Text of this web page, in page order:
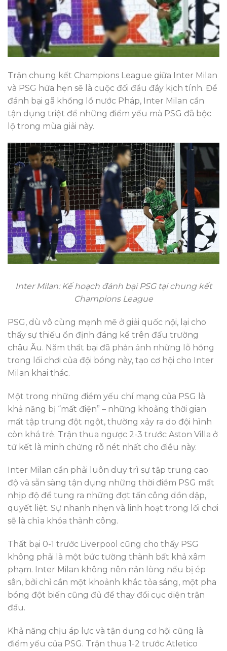
Trận chung kết Champions League giữa Inter Milan
và PSG hứa hẹn sẽ là cuộc đối đầu đầy kịch tính. Để
đánh bại gã khổng lồ nước Pháp, Inter Milan cần
tận dụng triệt để những điểm yếu mà PSG đã bộc
lộ trong mùa giải này.
Inter Milan: Kế hoạch đánh bại PSG tại chung kết
Champions League
PSG, dù vô cùng mạnh mẽ ở giải quốc nội, lại cho
thấy sự thiếu ổn định đáng kể trên đấu trường
châu Âu. Năm thất bại đã phản ánh những lỗ hổng
trong lối chơi của đội bóng này, tạo cơ hội cho Inter
Milan khai thác.
Một trong những điểm yếu chí mạng của PSG là
khả năng bị “mất điện” – những khoảng thời gian
mất tập trung đột ngột, thường xảy ra do đội hình
còn khá trẻ. Trận thua ngược 2-3 trước Aston Villa ở
tứ kết là minh chứng rõ nét nhất cho điều này.
Inter Milan cần phải luôn duy trì sự tập trung cao
độ và sẵn sàng tận dụng những thời điểm PSG mất
nhịp độ để tung ra những đợt tấn công dồn dập,
quyết liệt. Sự nhanh nhẹn và linh hoạt trong lối chơi
sẽ là chìa khóa thành công.
Thất bại 0-1 trước Liverpool cũng cho thấy PSG
không phải là một bức tường thành bất khả xâm
phạm. Inter Milan không nên nản lòng nếu bị ép
sân, bởi chỉ cần một khoảnh khắc tỏa sáng, một pha
bóng đột biến cũng đủ để thay đổi cục diện trận
đấu.
Khả năng chịu áp lực và tận dụng cơ hội cũng là
điểm yếu của PSG. Trận thua 1-2 trước Atletico